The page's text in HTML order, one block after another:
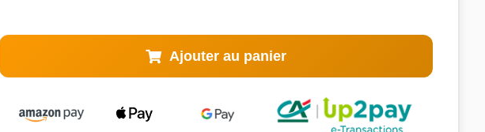
Ajouter au panier